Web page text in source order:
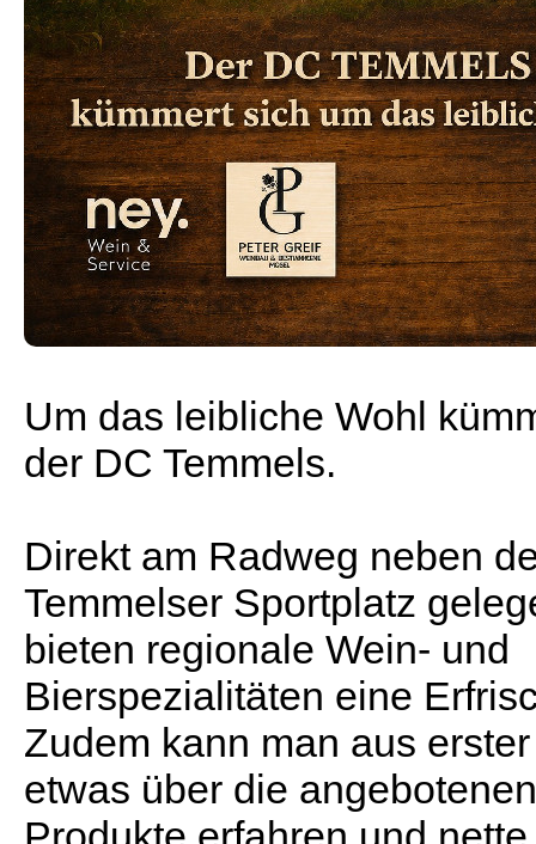
Um das leibliche Wohl
der DC Temmels.
Direkt am Radweg neben
Temmelser Sportplatz
bieten regionale Wein- und
Bierspezialitäten eine
Zudem kann man aus
etwas über die angebotenen